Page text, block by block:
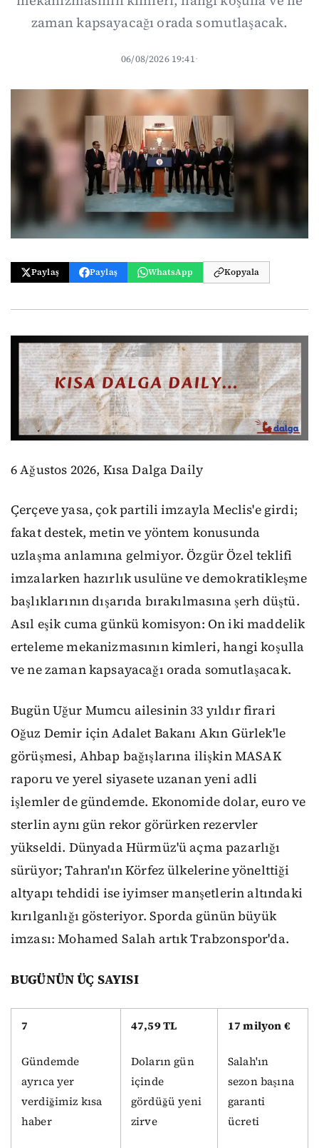
zaman kapsayacağı orada somutlaşacak.
06/08/2026 19:41·
Paylaş Paylaş WhatsApp Kopyala
6 Ağustos 2026, Kısa Dalga Daily
Çerçeve yasa, çok partili imzayla Meclis'e girdi;
fakat destek, metin ve yöntem konusunda
uzlaşma anlamına gelmiyor. Özgür Özel teklifi
imzalarken hazırlık usulüne ve demokratikleşme
başlıklarının dışarıda bırakılmasına şerh düştü.
Asıl eşik cuma günkü komisyon: On iki maddelik
erteleme mekanizmasının kimleri, hangi koşulla
ve ne zaman kapsayacağı orada somutlaşacak.
Bugün Uğur Mumcu ailesinin 33 yıldır firari
Oğuz Demir için Adalet Bakanı Akın Gürlek'le
görüşmesi, Ahbap bağışlarına ilişkin MASAK
raporu ve yerel siyasete uzanan yeni adli
işlemler de gündemde. Ekonomide dolar, euro ve
sterlin aynı gün rekor görürken rezervler
yükseldi. Dünyada Hürmüz'ü açma pazarlığı
sürüyor; Tahran'ın Körfez ülkelerine yönelttiği
altyapı tehdidi ise iyimser manşetlerin altındaki
kırılganlığı gösteriyor. Sporda günün büyük
imzası: Mohamed Salah artık Trabzonspor'da.
BUGÜNÜN ÜÇ SAYISI
7
Gündemde
ayrıca yer
verdiğimiz kısa
haber
47,59 TL
Doların gün
içinde
gördüğü yeni
zirve
17 milyon €
Salah'ın
sezon başına
garanti
ücreti